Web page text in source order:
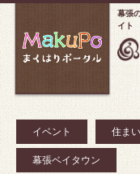
幕張
イト
イベント 住ま
幕張ベイタウン